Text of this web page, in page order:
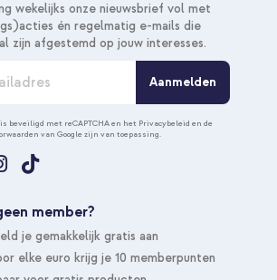
wekelijks onze nieuwsbrief vol met
én regelmatig e-mails die
zijn afgestemd op jouw interesses.
Aanmelden
beveiligd met reCAPTCHA en het Privacybeleid en de
van Google zijn van toepassing.
member?
je gemakkelijk gratis aan
elke euro krijg je 10 memberpunten